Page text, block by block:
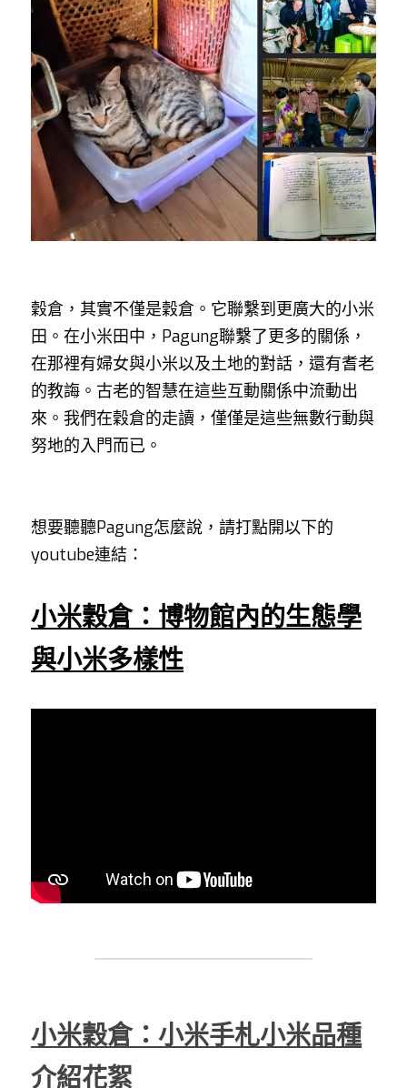
穀倉，其實不僅是穀倉。它聯繫到更廣大的小米
田。在小米田中，Pagung聯繫了更多的關係，
在那裡有婦女與小米以及土地的對話，還有耆老
的教誨。古老的智慧在這些互動關係中流動出
來。我們在穀倉的走讀，僅僅是這些無數行動與
努地的入門而已。
想要聽聽Pagung怎麼說，請打點開以下的
youtube連結：
小米穀倉：博物館內的生態學
與小米多樣性
小米穀倉：小米手札小米品種
介紹花絮